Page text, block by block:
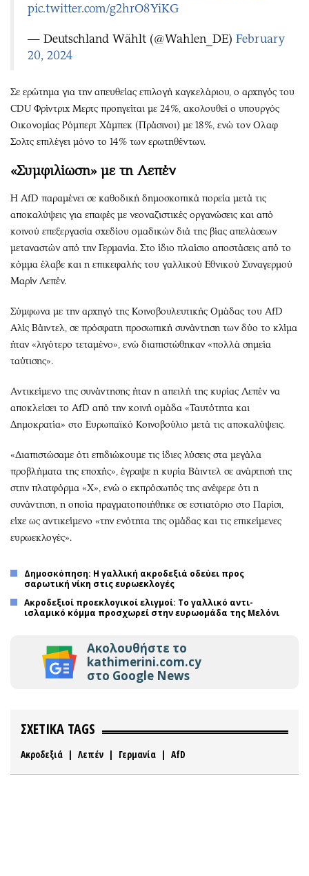
pic.twitter.com/g2hrO8YiKG
— Deutschland Wählt (@Wahlen_DE) February
20, 2024
Σε ερώτημα για την απευθείας επιλογή καγκελάριου, ο αρχηγός του
CDU Φρίντριχ Μερτς προηγείται με 24%, ακολουθεί ο υπουργός
Οικονομίας Ρόμπερτ Χάμπεκ (Πράσινοι) με 18%, ενώ τον Oλαφ
Σολτς επιλέγει μόνο το 14% των ερωτηθέντων.
«Συμφιλίωση» με τη Λεπέν
Η AfD παραμένει σε καθοδική δημοσκοπικά πορεία μετά τις
αποκαλύψεις για επαφές με νεοναζιστικές οργανώσεις και από
κοινού επεξεργασία σχεδίου ομαδικών διά της βίας απελάσεων
μεταναστών από την Γερμανία. Στο ίδιο πλαίσιο αποστάσεις από το
κόμμα έλαβε και η επικεφαλής του γαλλικού Εθνικού Συναγερμού
Μαρίν Λεπέν.
Σύμφωνα με την αρχηγό της Κοινοβουλευτικής Ομάδας του AfD
Αλίς Βάιντελ, σε πρόσφατη προσωπική συνάντηση των δύο το κλίμα
ήταν «λιγότερο τεταμένο», ενώ διαπιστώθηκαν «πολλά σημεία
ταύτισης».
Αντικείμενο της συνάντησης ήταν η απειλή της κυρίας Λεπέν να
αποκλείσει τo AfD από την κοινή ομάδα «Ταυτότητα και
Δημοκρατία» στο Ευρωπαϊκό Κοινοβούλιο μετά τις αποκαλύψεις.
«Διαπιστώσαμε ότι επιδιώκουμε τις ίδιες λύσεις στα μεγάλα
προβλήματα της εποχής», έγραψε η κυρία Βάιντελ σε ανάρτησή της
στην πλατφόρμα «Χ», ενώ ο εκπρόσωπός της ανέφερε ότι η
συνάντηση, η οποία πραγματοποιήθηκε σε εστιατόριο στο Παρίσι,
είχε ως αντικείμενο «την ενότητα της ομάδας και τις επικείμενες
ευρωεκλογές».
Δημοσκόπηση: Η γαλλική ακροδεξιά οδεύει προς
σαρωτική νίκη στις ευρωεκλογές
Ακροδεξιοί προεκλογικοί ελιγμοί: Το γαλλικό αντι-
ισλαμικό κόμμα προσχωρεί στην ευρωομάδα της Μελόνι
Ακολουθήστε το
kathimerini.com.cy
στο Google News
ΣΧΕΤΙΚΑ TAGS
Ακροδεξιά | Λεπέν | Γερμανία | AfD